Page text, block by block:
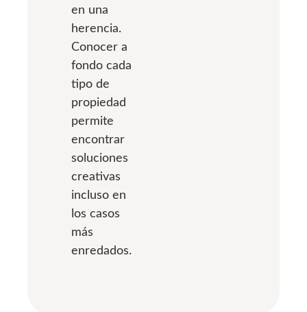
en una
herencia.
Conocer a
fondo cada
tipo de
propiedad
permite
encontrar
soluciones
creativas
incluso en
los casos
más
enredados.